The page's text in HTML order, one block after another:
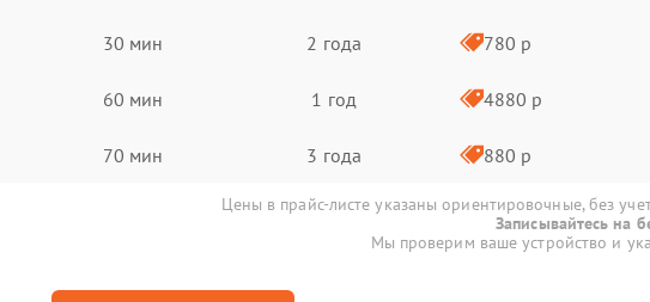
30 мин 2 года 780 р
60 мин 1 год 4880 р
70 мин 3 года 880 р
Цены в прайс-листе указаны ориентировочные, без
Записывайтесь на
Мы проверим ваше устройство и